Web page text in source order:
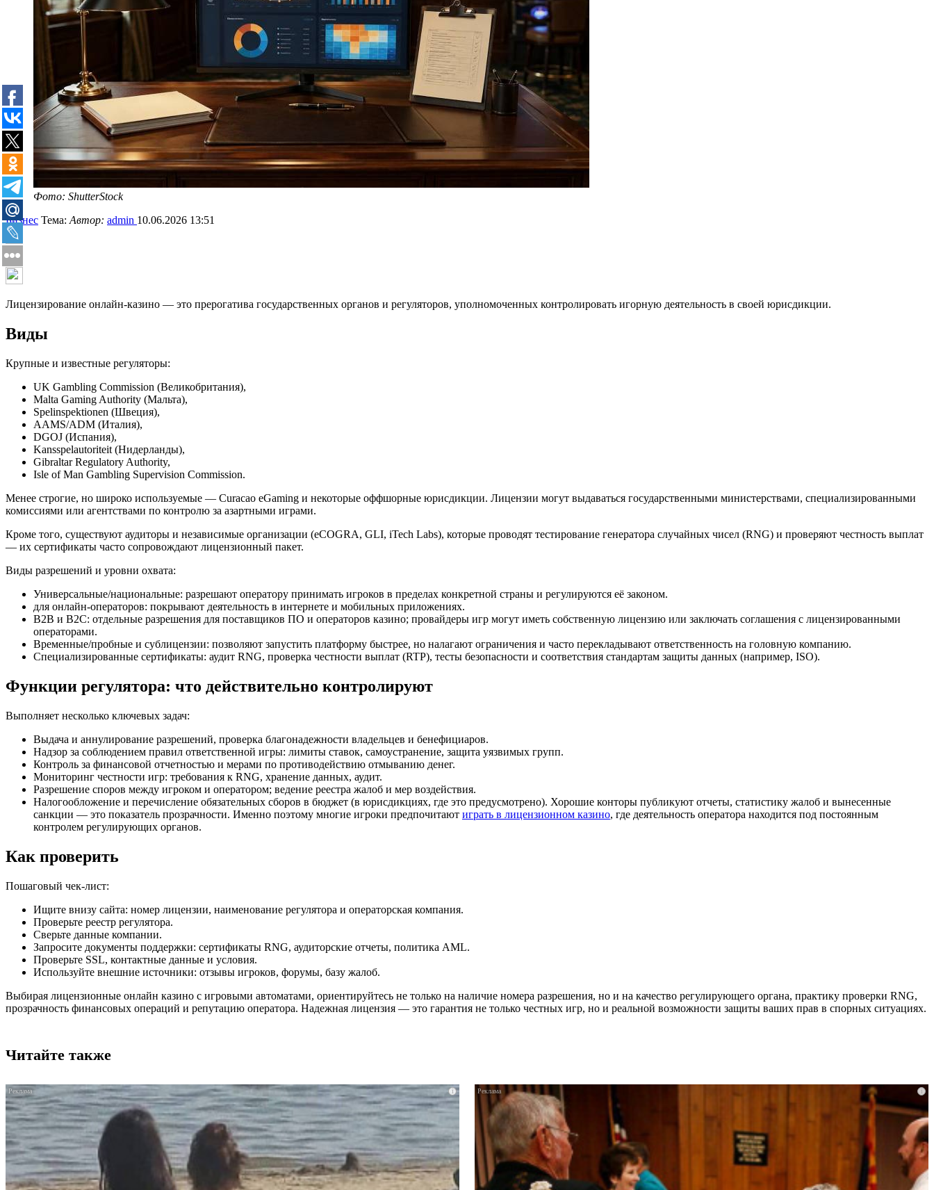
Фото: ShutterStock
Бизнес Тема: Автор: admin 10.06.2026 13:51
Лицензирование онлайн-казино — это прерогатива государственных органов и регуляторов, уполномоченных контролировать игорную деятельность в своей юрисдикции.
Виды
Крупные и известные регуляторы:
UK Gambling Commission (Великобритания),
Malta Gaming Authority (Мальта),
Spelinspektionen (Швеция),
AAMS/ADM (Италия),
DGOJ (Испания),
Kansspelautoriteit (Нидерланды),
Gibraltar Regulatory Authority,
Isle of Man Gambling Supervision Commission.
Менее строгие, но широко используемые — Curacao eGaming и некоторые оффшорные юрисдикции. Лицензии могут выдаваться государственными министерствами, специализированными
комиссиями или агентствами по контролю за азартными играми.
Кроме того, существуют аудиторы и независимые организации (eCOGRA, GLI, iTech Labs), которые проводят тестирование генератора случайных чисел (RNG) и проверяют честность выплат
— их сертификаты часто сопровождают лицензионный пакет.
Виды разрешений и уровни охвата:
Универсальные/национальные: разрешают оператору принимать игроков в пределах конкретной страны и регулируются её законом.
для онлайн-операторов: покрывают деятельность в интернете и мобильных приложениях.
B2B и B2C: отдельные разрешения для поставщиков ПО и операторов казино; провайдеры игр могут иметь собственную лицензию или заключать соглашения с лицензированными
операторами.
Временные/пробные и сублицензии: позволяют запустить платформу быстрее, но налагают ограничения и часто перекладывают ответственность на головную компанию.
Специализированные сертификаты: аудит RNG, проверка честности выплат (RTP), тесты безопасности и соответствия стандартам защиты данных (например, ISO).
Функции регулятора: что действительно контролируют
Выполняет несколько ключевых задач:
Выдача и аннулирование разрешений, проверка благонадежности владельцев и бенефициаров.
Надзор за соблюдением правил ответственной игры: лимиты ставок, самоустранение, защита уязвимых групп.
Контроль за финансовой отчетностью и мерами по противодействию отмыванию денег.
Мониторинг честности игр: требования к RNG, хранение данных, аудит.
Разрешение споров между игроком и оператором; ведение реестра жалоб и мер воздействия.
Налогообложение и перечисление обязательных сборов в бюджет (в юрисдикциях, где это предусмотрено). Хорошие конторы публикуют отчеты, статистику жалоб и вынесенные
санкции — это показатель прозрачности. Именно поэтому многие игроки предпочитают играть в лицензионном казино, где деятельность оператора находится под постоянным
контролем регулирующих органов.
Как проверить
Пошаговый чек-лист:
Ищите внизу сайта: номер лицензии, наименование регулятора и операторская компания.
Проверьте реестр регулятора.
Сверьте данные компании.
Запросите документы поддержки: сертификаты RNG, аудиторские отчеты, политика AML.
Проверьте SSL, контактные данные и условия.
Используйте внешние источники: отзывы игроков, форумы, базу жалоб.
Выбирая лицензионные онлайн казино с игровыми автоматами, ориентируйтесь не только на наличие номера разрешения, но и на качество регулирующего органа, практику проверки RNG,
прозрачность финансовых операций и репутацию оператора. Надежная лицензия — это гарантия не только честных игр, но и реальной возможности защиты ваших прав в спорных ситуациях.
Читайте также
i i